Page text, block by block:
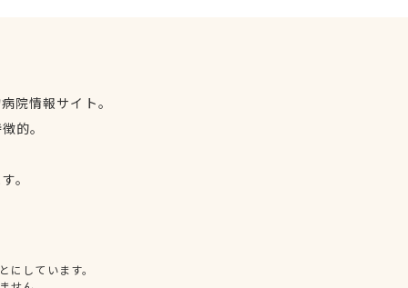
院情報サイト。
的。
。
しています。